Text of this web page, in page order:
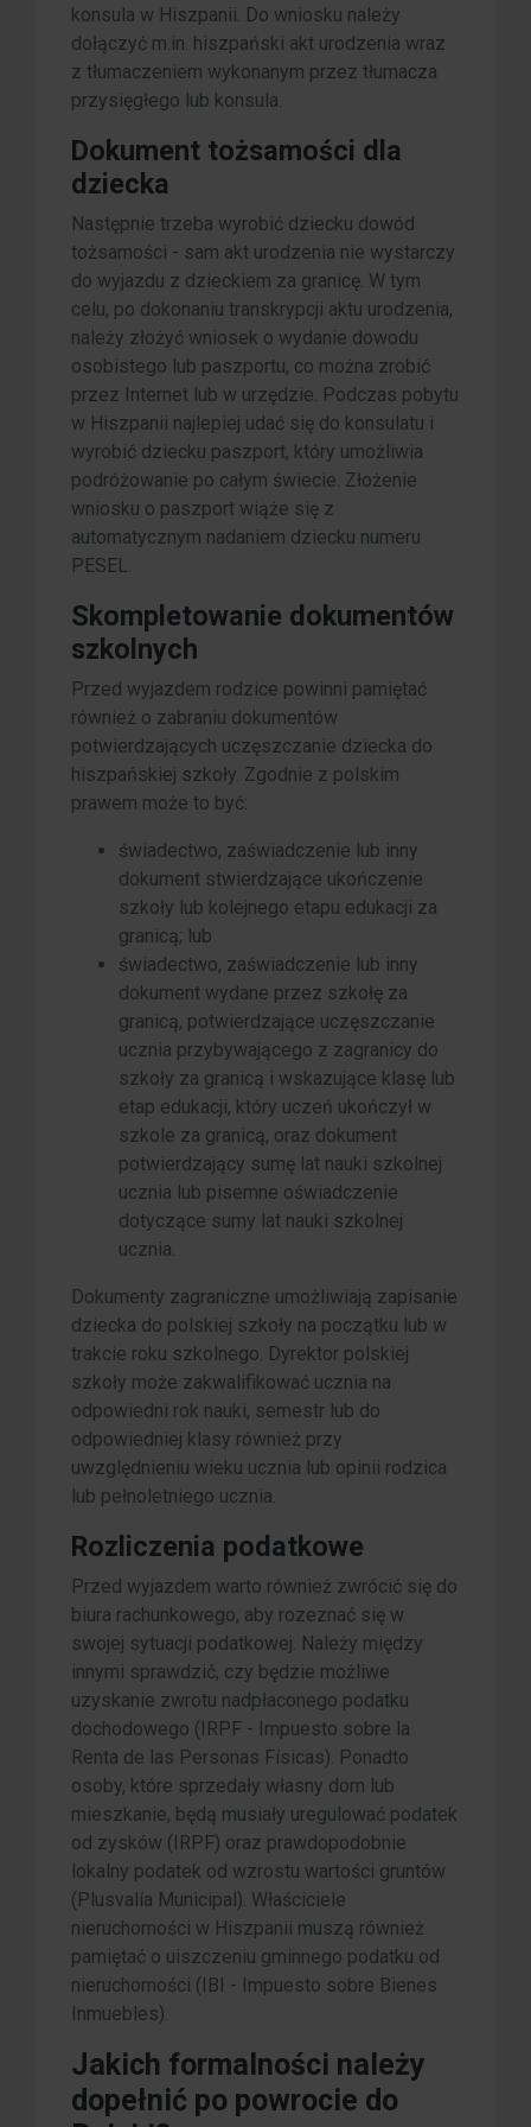
konsula w Hiszpanii. Do wniosku należy
dołączyć m.in. hiszpański akt urodzenia wraz
z tłumaczeniem wykonanym przez tłumacza
przysięgłego lub konsula.
Dokument tożsamości dla
dziecka
Następnie trzeba wyrobić dziecku dowód
tożsamości - sam akt urodzenia nie wystarczy
do wyjazdu z dzieckiem za granicę. W tym
celu, po dokonaniu transkrypcji aktu urodzenia,
należy złożyć wniosek o wydanie dowodu
osobistego lub paszportu, co można zrobić
przez Internet lub w urzędzie. Podczas pobytu
w Hiszpanii najlepiej udać się do konsulatu i
wyrobić dziecku paszport, który umożliwia
podróżowanie po całym świecie. Złożenie
wniosku o paszport wiąże się z
automatycznym nadaniem dziecku numeru
PESEL.
Skompletowanie dokumentów
szkolnych
Przed wyjazdem rodzice powinni pamiętać
również o zabraniu dokumentów
potwierdzających uczęszczanie dziecka do
hiszpańskiej szkoły. Zgodnie z polskim
prawem może to być:
świadectwo, zaświadczenie lub inny
dokument stwierdzające ukończenie
szkoły lub kolejnego etapu edukacji za
granicą; lub
świadectwo, zaświadczenie lub inny
dokument wydane przez szkołę za
granicą, potwierdzające uczęszczanie
ucznia przybywającego z zagranicy do
szkoły za granicą i wskazujące klasę lub
etap edukacji, który uczeń ukończył w
szkole za granicą, oraz dokument
potwierdzający sumę lat nauki szkolnej
ucznia lub pisemne oświadczenie
dotyczące sumy lat nauki szkolnej
ucznia.
Dokumenty zagraniczne umożliwiają zapisanie
dziecka do polskiej szkoły na początku lub w
trakcie roku szkolnego. Dyrektor polskiej
szkoły może zakwalifikować ucznia na
odpowiedni rok nauki, semestr lub do
odpowiedniej klasy również przy
uwzględnieniu wieku ucznia lub opinii rodzica
lub pełnoletniego ucznia.
Rozliczenia podatkowe
Przed wyjazdem warto również zwrócić się do
biura rachunkowego, aby rozeznać się w
swojej sytuacji podatkowej. Należy między
innymi sprawdzić, czy będzie możliwe
uzyskanie zwrotu nadpłaconego podatku
dochodowego (IRPF - Impuesto sobre la
Renta de las Personas Físicas). Ponadto
osoby, które sprzedały własny dom lub
mieszkanie, będą musiały uregulować podatek
od zysków (IRPF) oraz prawdopodobnie
lokalny podatek od wzrostu wartości gruntów
(Plusvalía Municipal). Właściciele
nieruchomości w Hiszpanii muszą również
pamiętać o uiszczeniu gminnego podatku od
nieruchomości (IBI - Impuesto sobre Bienes
Inmuebles).
Jakich formalności należy
dopełnić po powrocie do